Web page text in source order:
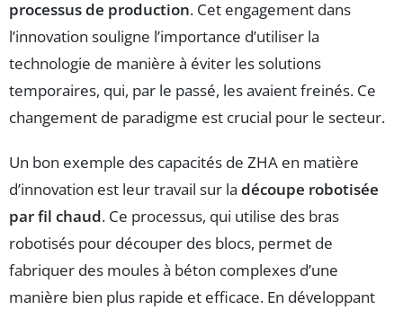
processus de production. Cet engagement dans
l’innovation souligne l’importance d’utiliser la
technologie de manière à éviter les solutions
temporaires, qui, par le passé, les avaient freinés. Ce
changement de paradigme est crucial pour le secteur.
Un bon exemple des capacités de ZHA en matière
d’innovation est leur travail sur la découpe robotisée
par fil chaud. Ce processus, qui utilise des bras
robotisés pour découper des blocs, permet de
fabriquer des moules à béton complexes d’une
manière bien plus rapide et efficace. En développant